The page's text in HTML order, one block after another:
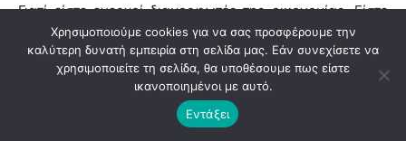
Γιατί είστε ενεργοί διαμορφωτές της οικονομίας. Είστε
κρίσιμοι κρίκοι στην αλυσίδα. Είστε οι άνθρωποι της
πρώτης γραμμής. Ως λογιστές, ως οικονομολόγοι, ως
σύμβουλοι επιχειρήσεων και πολιτών, έχετε κάτι
εξαιρετικά πολύτιμο: τη γνώση, την εμπειρία, αλλά
κυρίως την εμπιστοσύνη των πολιτών. Και αυτή η
Χρησιμοποιούμε cookies για να σας προσφέρουμε την
καλύτερη δυνατή εμπειρία στη σελίδα μας. Εάν συνεχίσετε να
χρησιμοποιείτε τη σελίδα, θα υποθέσουμε πως είστε
ικανοποιημένοι με αυτό.
Εντάξει